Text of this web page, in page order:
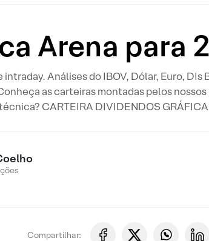
Arena para
Análises do IBOV, Dólar, Euro,
as carteiras montadas pelos
CARTEIRA DIVIDENDOS
Compartilhar: